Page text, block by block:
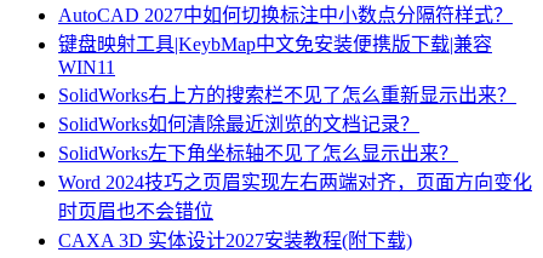
AutoCAD 2027中如何切换标注中小数点分隔符样式？
键盘映射工具|KeybMap中文免安装便携版下载|兼容
WIN11
SolidWorks右上方的搜索栏不见了怎么重新显示出来？
SolidWorks如何清除最近浏览的文档记录？
SolidWorks左下角坐标轴不见了怎么显示出来？
Word 2024技巧之页眉实现左右两端对齐，页面方向变化
时页眉也不会错位
CAXA 3D 实体设计2027安装教程(附下载)